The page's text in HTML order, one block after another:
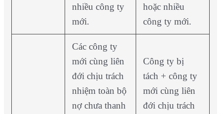
nhiều công ty
mới.
hoặc nhiều
công ty mới.
Các công ty
mới cùng liên
đới chịu trách
nhiệm toàn bộ
nợ chưa thanh
Công ty bị
tách + công ty
mới cùng liên
đới chịu trách